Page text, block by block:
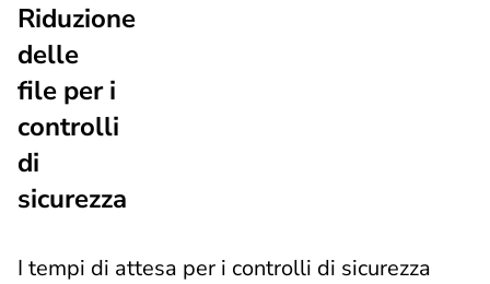
Riduzione
delle
file per i
controlli
di
sicurezza
I tempi di attesa per i controlli di sicurezza